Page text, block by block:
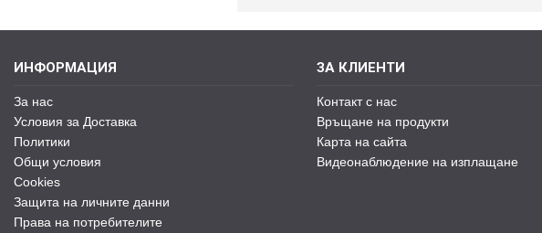
ИНФОРМАЦИЯ
За нас
Условия за Доставка
Политики
Общи условия
Cookies
Защита на личните данни
Права на потребителите
ЗА КЛИЕНТИ
Контакт с нас
Връщане на продукти
Карта на сайта
Видеонаблюдение на изплащане